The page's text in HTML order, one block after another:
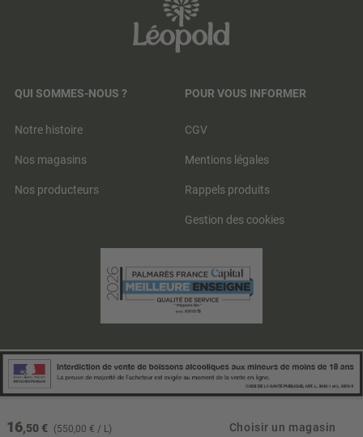
16,50 € (550,00 € / L) Choisir un magasin
QUI SOMMES-NOUS ?
Notre histoire
Nos magasins
Nos producteurs
POUR VOUS INFORMER
CGV
Mentions légales
Rappels produits
Gestion des cookies